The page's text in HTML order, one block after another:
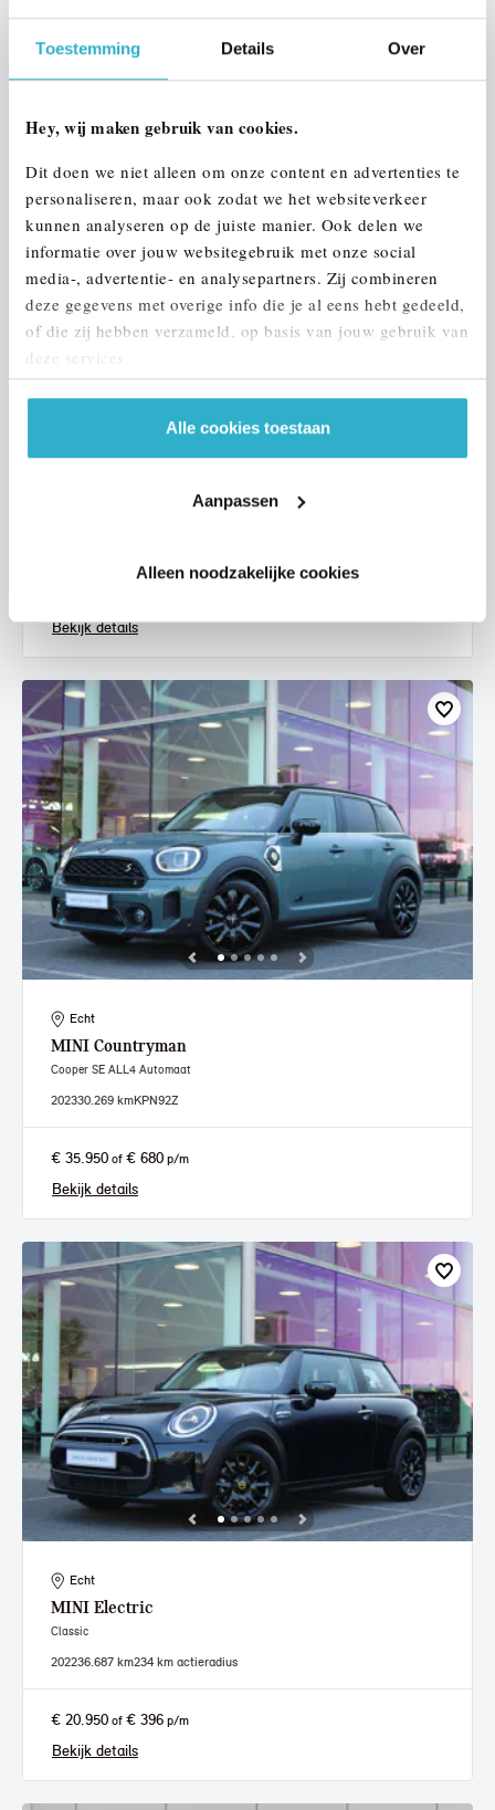
Toestemming Details Over
Hey, wij maken gebruik van cookies.
Dit doen we niet alleen om onze content en advertenties te
personaliseren, maar ook zodat we het websiteverkeer
kunnen analyseren op de juiste manier. Ook delen we
informatie over jouw websitegebruik met onze social
media-, advertentie- en analysepartners. Zij combineren
deze gegevens met overige info die je al eens hebt gedeeld,
of die zij hebben verzameld, op basis van jouw gebruik van
deze services.
Alle cookies toestaan
Aanpassen
Alleen noodzakelijke cookies
Eindhoven
Bekijk details
Echt
MINI Countryman
Cooper SE ALL4 Automaat
202330.269 kmKPN92Z
€ 35.950 of € 680 p/m
Bekijk details
Echt
MINI Electric
Classic
202236.687 km234 km actieradius
€ 20.950 of € 396 p/m
Bekijk details